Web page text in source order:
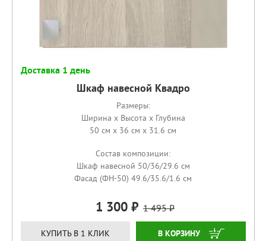
Доставка 1 день
Шкаф навесной Квадро
Размеры:
Ширина x Высота x Глубина
50 см x 36 см x 31.6 см
Состав композиции:
Шкаф навесной 50/36/29.6 см
Фасад (ФН-50) 49.6/35.6/1.6 см
1 300 1 495
КУПИТЬ В 1 КЛИК КУПИТЬ